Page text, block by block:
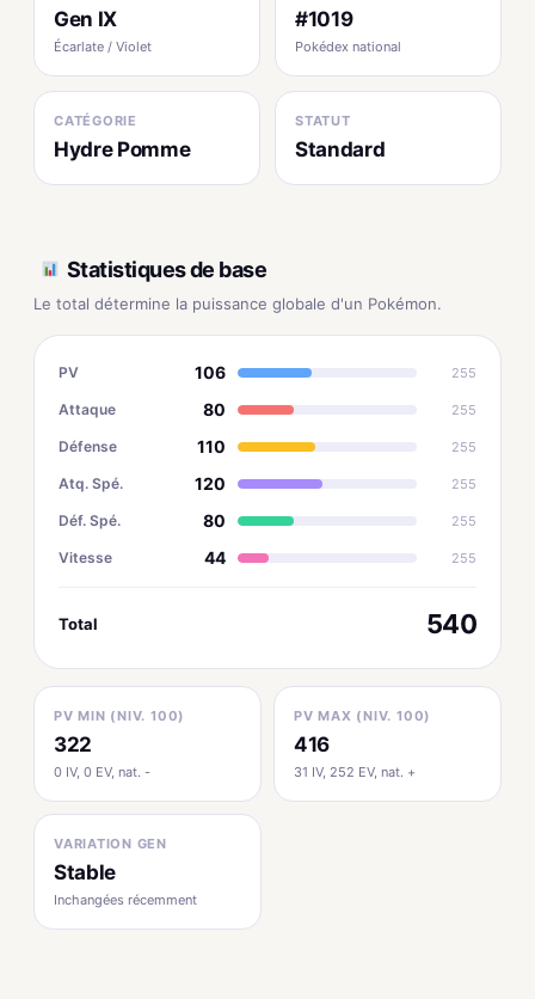
Gen IX
Écarlate / Violet
#1019
Pokédex national
CATÉGORIE
Hydre Pomme
STATUT
Standard
Statistiques de base
Le total détermine la puissance globale d'un Pokémon.
PV 106 255
Attaque 80 255
Défense 110 255
Atq. Spé. 120 255
Déf. Spé. 80 255
Vitesse 44 255
Total 540
PV MIN (NIV. 100)
322
0 IV, 0 EV, nat. -
PV MAX (NIV. 100)
416
31 IV, 252 EV, nat. +
VARIATION GEN
Stable
Inchangées récemment